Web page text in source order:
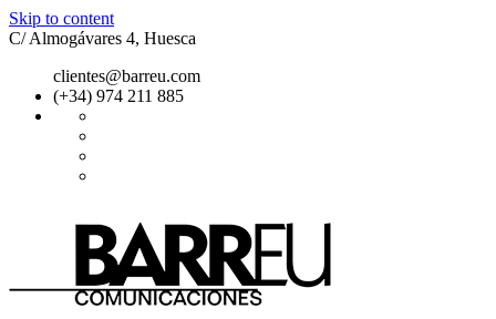
Skip to content
C/ Almogávares 4, Huesca
clientes@barreu.com
(+34) 974 211 885